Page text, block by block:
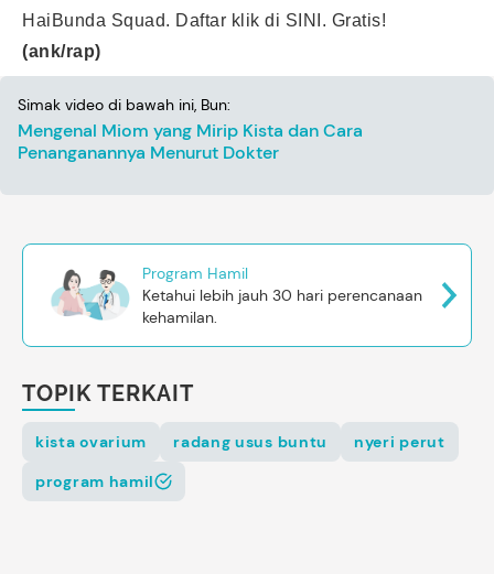
HaiBunda Squad. Daftar klik di SINI. Gratis!
(ank/rap)
Simak video di bawah ini, Bun:
Mengenal Miom yang Mirip Kista dan Cara
Penanganannya Menurut Dokter
Program Hamil
Ketahui lebih jauh 30 hari perencanaan
kehamilan.
TOPIK TERKAIT
kista ovarium radang usus buntu
nyeri perut
program hamil